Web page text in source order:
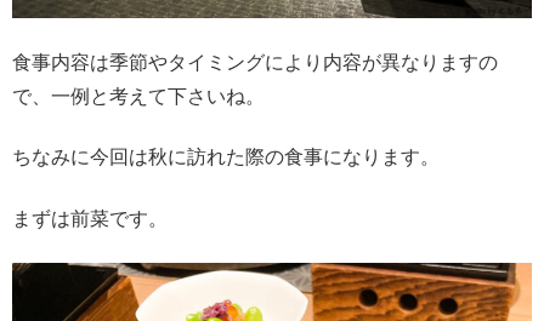
食事内容は季節やタイミングにより内容が異なりますの
で、一例と考えて下さいね。
ちなみに今回は秋に訪れた際の食事になります。
まずは前菜です。